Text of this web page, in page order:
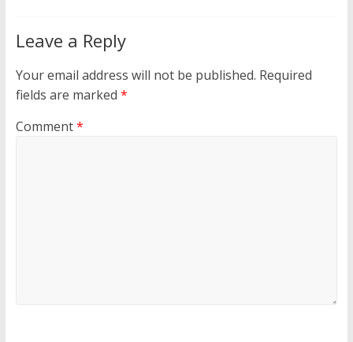
Leave a Reply
Your email address will not be published. Required
fields are marked *
Comment*